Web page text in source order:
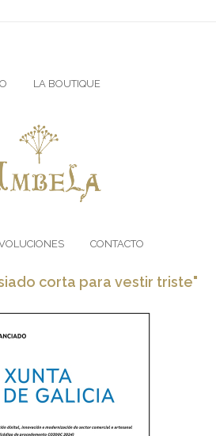
LA BOUTIQUE
CONTACTO
corta para vestir triste"